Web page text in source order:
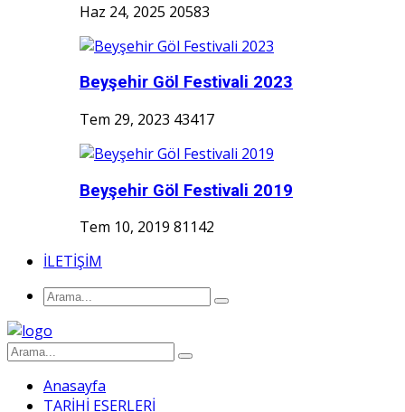
Haz 24, 2025 20583
Beyşehir Göl Festivali 2023
Tem 29, 2023 43417
Beyşehir Göl Festivali 2019
Tem 10, 2019 81142
İLETİŞİM
Anasayfa
TARİHİ ESERLERİ